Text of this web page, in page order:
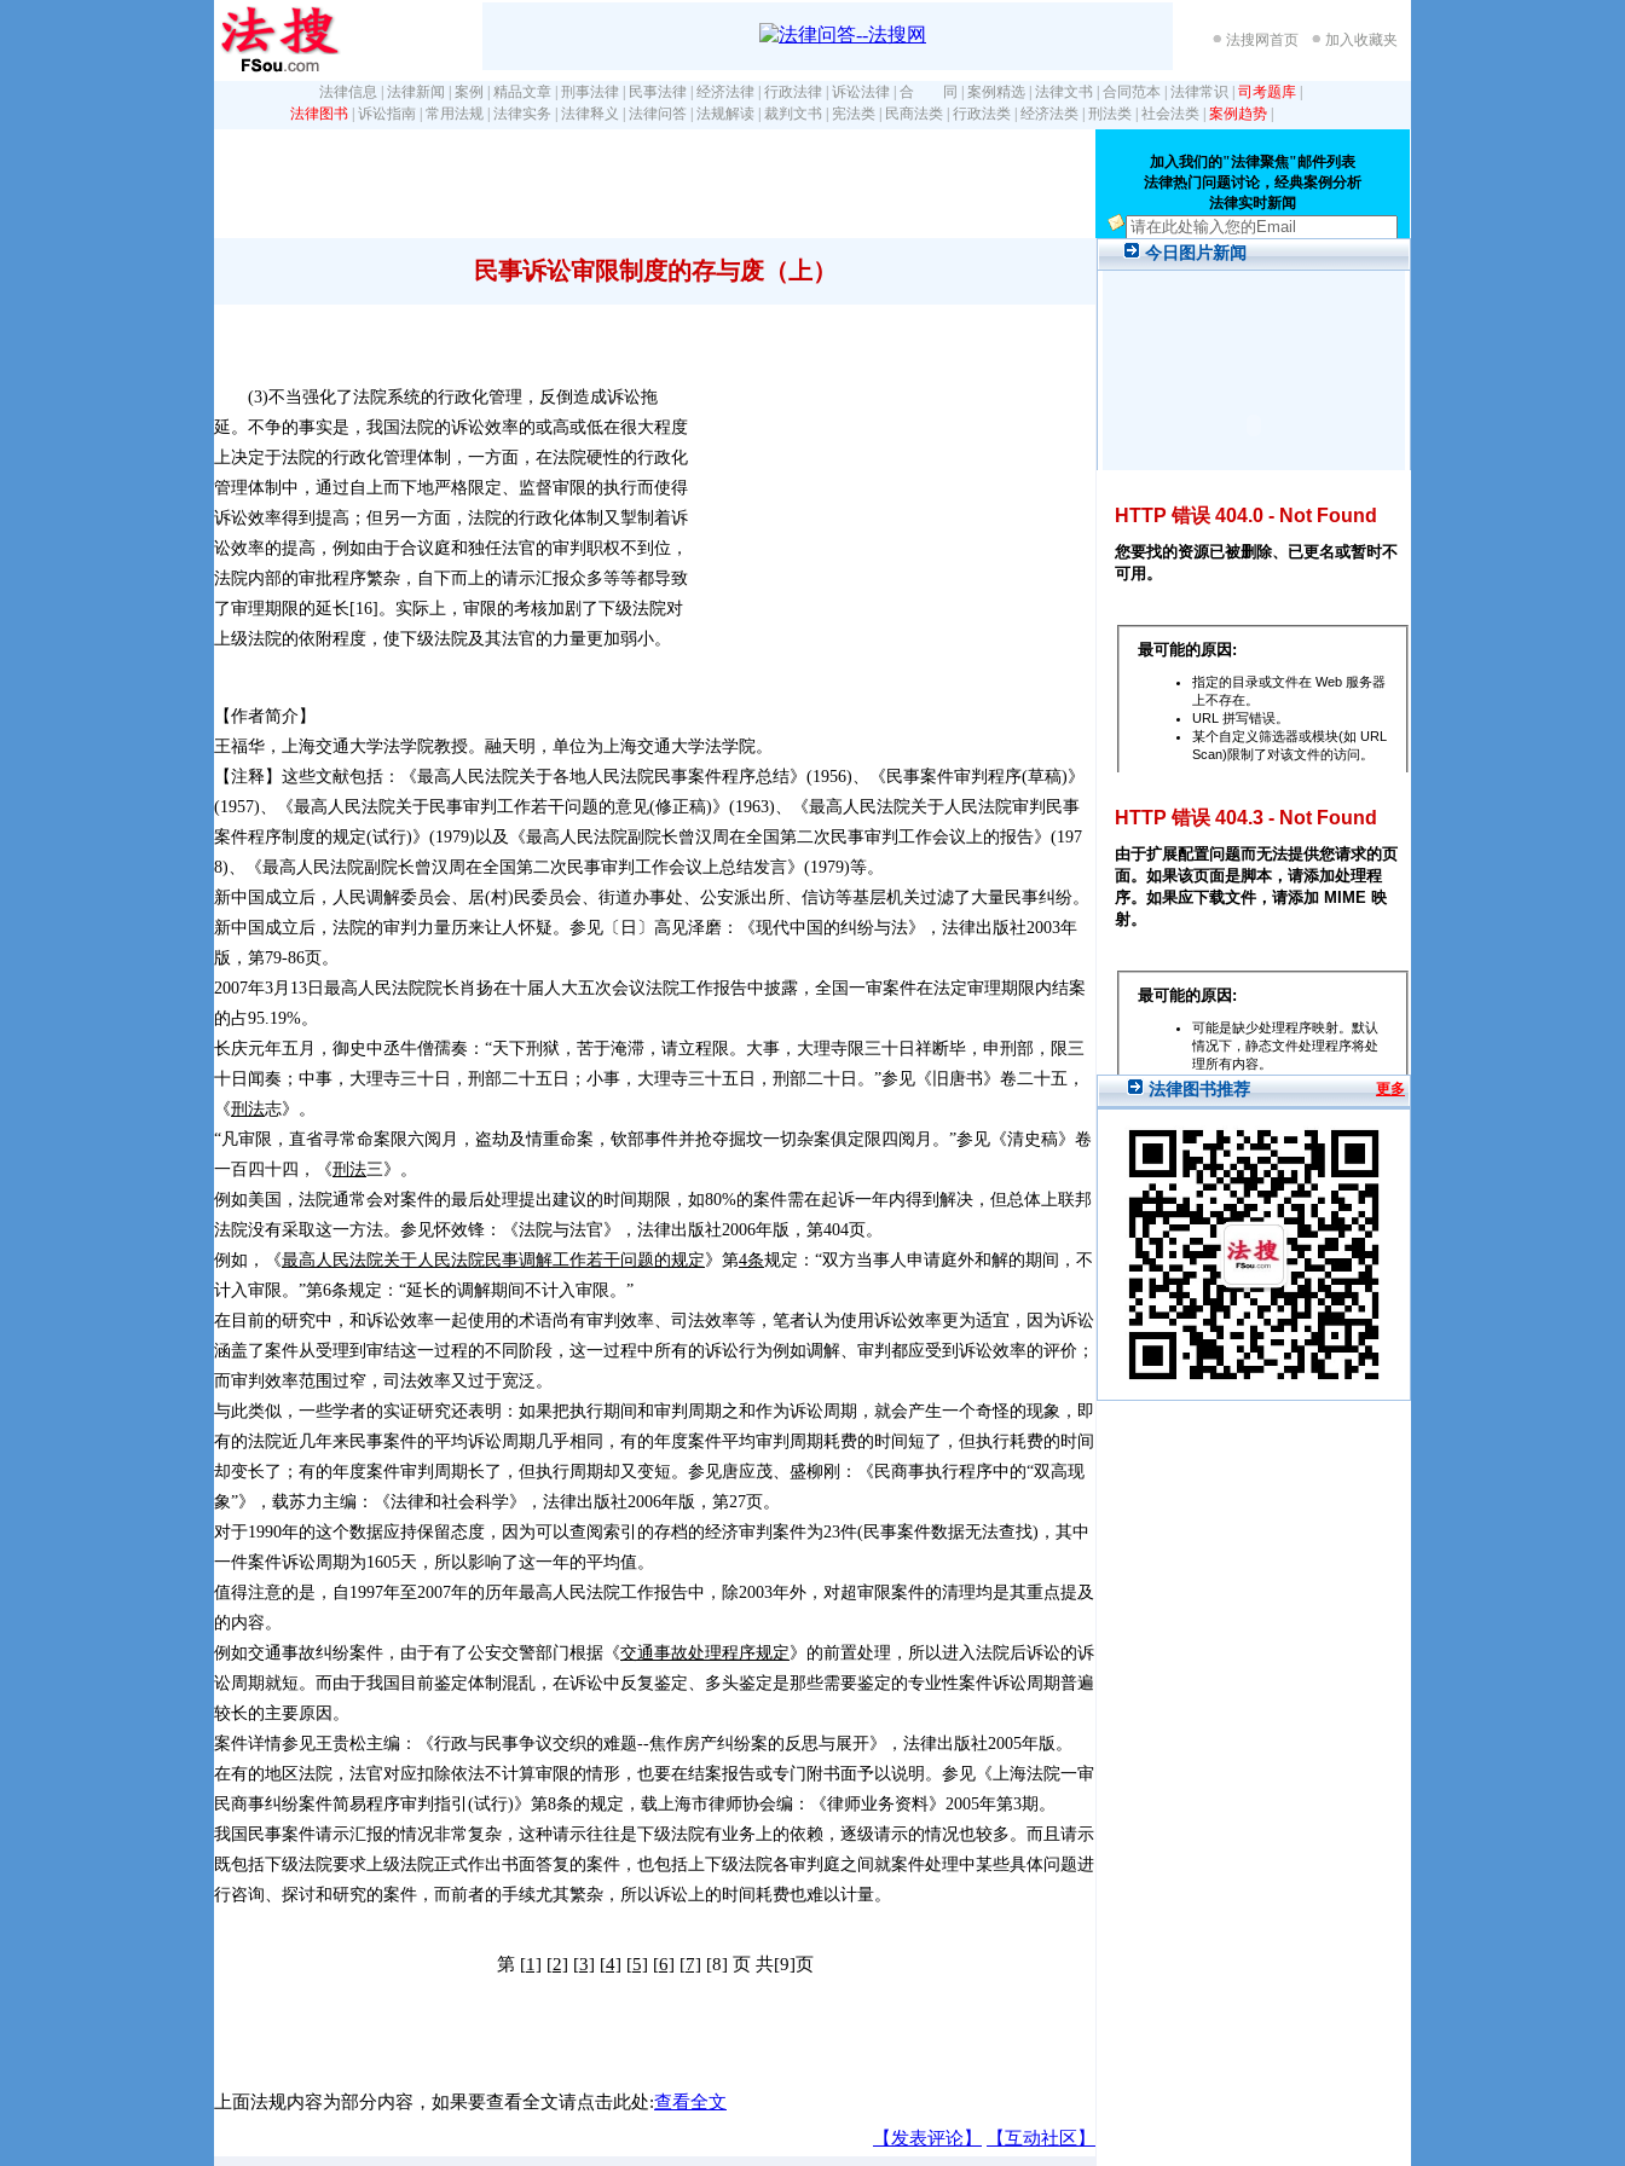
加入收藏夹
法搜网首页
法律信息 法律新闻 案例 精品文章 刑事法律 民事法律 经济法律 行政法律 诉讼法律 合 同 案例精选 法律文书 合同范本 法律常识 司考题库
法律图书 诉讼指南 常用法规 法律实务 法律释义 法律问答 法规解读 裁判文书 宪法类 民商法类 行政法类 经济法类 刑法类 社会法类 案例趋势
民事诉讼审限制度的存与废（上）
(3)不当强化了法院系统的行政化管理，反倒造成诉讼拖
延。不争的事实是，我国法院的诉讼效率的或高或低在很大程度
上决定于法院的行政化管理体制，一方面，在法院硬性的行政化
管理体制中，通过自上而下地严格限定、监督审限的执行而使得
诉讼效率得到提高；但另一方面，法院的行政化体制又掣制着诉
讼效率的提高，例如由于合议庭和独任法官的审判职权不到位，
法院内部的审批程序繁杂，自下而上的请示汇报众多等等都导致
了审理期限的延长[16]。实际上，审限的考核加剧了下级法院对
上级法院的依附程度，使下级法院及其法官的力量更加弱小。
【作者简介】
王福华，上海交通大学法学院教授。融天明，单位为上海交通大学法学院。
【注释】 这些文献包括：《最高人民法院关于各地人民法院民事案件程序总结》(1956)、《民事案件审判程序(草稿)》
(1957)、《最高人民法院关于民事审判工作若干问题的意见(修正稿)》(1963)、《最高人民法院关于人民法院审判民事
案件程序制度的规定(试行)》(1979)以及《最高人民法院副院长曾汉周在全国第二次民事审判工作会议上的报告》(197
8)、《最高人民法院副院长曾汉周在全国第二次民事审判工作会议上总结发言》(1979)等。
新中国成立后，人民调解委员会、居(村)民委员会、街道办事处、公安派出所、信访等基层机关过滤了大量民事纠纷。
新中国成立后，法院的审判力量历来让人怀疑。参见〔日〕高见泽磨：《现代中国的纠纷与法》，法律出版社2003年
版，第79-86页。
2007年3月13日最高人民法院院长肖扬在十届人大五次会议法院工作报告中披露，全国一审案件在法定审理期限内结案
的占95.19%。
长庆元年五月，御史中丞牛僧孺奏：“天下刑狱，苦于淹滞，请立程限。大事，大理寺限三十日祥断毕，申刑部，限三
十日闻奏；中事，大理寺三十日，刑部二十五日；小事，大理寺三十五日，刑部二十日。”参见《旧唐书》卷二十五，
《刑法志》。
“凡审限，直省寻常命案限六阅月，盗劫及情重命案，钦部事件并抢夺掘坟一切杂案俱定限四阅月。”参见《清史稿》卷
一百四十四，《刑法三》。
例如美国，法院通常会对案件的最后处理提出建议的时间期限，如80%的案件需在起诉一年内得到解决，但总体上联邦
法院没有采取这一方法。参见怀效锋：《法院与法官》，法律出版社2006年版，第404页。
例如，《最高人民法院关于人民法院民事调解工作若干问题的规定》第4条规定：“双方当事人申请庭外和解的期间，不
计入审限。”第6条规定：“延长的调解期间不计入审限。”
在目前的研究中，和诉讼效率一起使用的术语尚有审判效率、司法效率等，笔者认为使用诉讼效率更为适宜，因为诉讼
涵盖了案件从受理到审结这一过程的不同阶段，这一过程中所有的诉讼行为例如调解、审判都应受到诉讼效率的评价；
而审判效率范围过窄，司法效率又过于宽泛。
与此类似，一些学者的实证研究还表明：如果把执行期间和审判周期之和作为诉讼周期，就会产生一个奇怪的现象，即
有的法院近几年来民事案件的平均诉讼周期几乎相同，有的年度案件平均审判周期耗费的时间短了，但执行耗费的时间
却变长了；有的年度案件审判周期长了，但执行周期却又变短。参见唐应茂、盛柳刚：《民商事执行程序中的“双高现
象”》，载苏力主编：《法律和社会科学》，法律出版社2006年版，第27页。
对于1990年的这个数据应持保留态度，因为可以查阅索引的存档的经济审判案件为23件(民事案件数据无法查找)，其中
一件案件诉讼周期为1605天，所以影响了这一年的平均值。
值得注意的是，自1997年至2007年的历年最高人民法院工作报告中，除2003年外，对超审限案件的清理均是其重点提及
的内容。
例如交通事故纠纷案件，由于有了公安交警部门根据《交通事故处理程序规定》的前置处理，所以进入法院后诉讼的诉
讼周期就短。而由于我国目前鉴定体制混乱，在诉讼中反复鉴定、多头鉴定是那些需要鉴定的专业性案件诉讼周期普遍
较长的主要原因。
案件详情参见王贵松主编：《行政与民事争议交织的难题--焦作房产纠纷案的反思与展开》，法律出版社2005年版。
在有的地区法院，法官对应扣除依法不计算审限的情形，也要在结案报告或专门附书面予以说明。参见《上海法院一审
民商事纠纷案件简易程序审判指引(试行)》第8条的规定，载上海市律师协会编：《律师业务资料》2005年第3期。
我国民事案件请示汇报的情况非常复杂，这种请示往往是下级法院有业务上的依赖，逐级请示的情况也较多。而且请示
既包括下级法院要求上级法院正式作出书面答复的案件，也包括上下级法院各审判庭之间就案件处理中某些具体问题进
行咨询、探讨和研究的案件，而前者的手续尤其繁杂，所以诉讼上的时间耗费也难以计量。
第 [1] [2] [3] [4] [5] [6] [7] [8] 页 共[9]页
上面法规内容为部分内容，如果要查看全文请点击此处:查看全文
【发表评论】
【互动社区】